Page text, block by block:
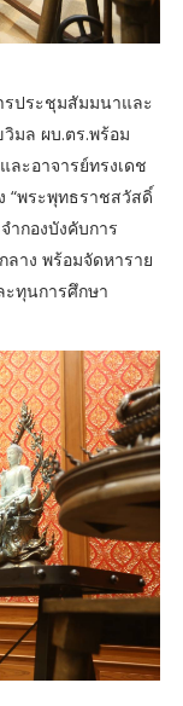
รประชุมสัมมนาและ
มล ผบ.ตร.พร้อม
ะอาจารย์ทรงเดช
“พระพุทธราชสวัสดิ์
ำกองบังคับการ
าง พร้อมจัดหาราย
ะทุนการศึกษา